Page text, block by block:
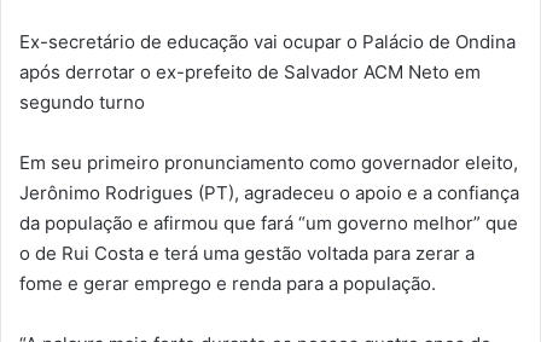
Ex-secretário de educação vai ocupar o Palácio de Ondina
após derrotar o ex-prefeito de Salvador ACM Neto em
segundo turno
Em seu primeiro pronunciamento como governador eleito,
Jerônimo Rodrigues (PT), agradeceu o apoio e a confiança
da população e afirmou que fará “um governo melhor” que
o de Rui Costa e terá uma gestão voltada para zerar a
fome e gerar emprego e renda para a população.